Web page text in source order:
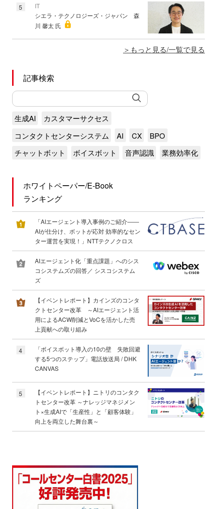
5
IT
シエラ・テクノロジーズ・ジャパン 森
川 馨太 氏
もっと見る/一覧で見る
記事検索
生成AI
カスタマーサクセス
コンタクトセンターシステム
AI CX
BPO
チャットボット
ボイスボット 音声認識 業務効率化
ホワイトペーパー/E-Book
ランキング
「AIエージェント導入事例のご紹介――
AIが仕分け、ボットが応対 効率的なセン
ター運営を実現！」NTTテクノクロス
AIエージェント化「重点課題」へのシス
コシステムズの回答／ シスコシステム
ズ
【イベントレポート】カインズのコンタ
クトセンター改革 ～AIエージェント活
用によるACW削減とVoCを活かした売
上貢献への取り組み
4
「ボイスボット導入の10の壁 失敗回避
する5つのステップ」電話放送局 / DHK
CANVAS
5
【イベントレポート】ニトリのコンタク
トセンター改革 ～ナレッジマネジメン
ト×生成AIで「生産性」と「顧客体験」
向上を両立した舞台裏～